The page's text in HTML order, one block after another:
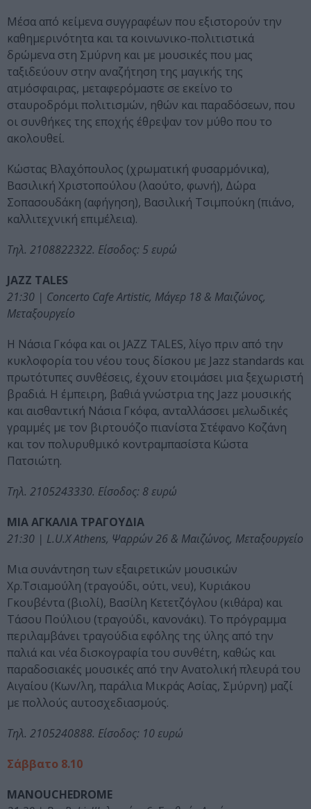
Μέσα από κείμενα συγγραφέων που εξιστορούν την
καθημερινότητα και τα κοινωνικο-πολιτιστικά
δρώμενα στη Σμύρνη και με μουσικές που μας
ταξιδεύουν στην αναζήτηση της μαγικής της
ατμόσφαιρας, μεταφερόμαστε σε εκείνο το
σταυροδρόμι πολιτισμών, ηθών και παραδόσεων, που
οι συνθήκες της εποχής έθρεψαν τον μύθο που το
ακολουθεί.
Κώστας Βλαχόπουλος (χρωματική φυσαρμόνικα),
Βασιλική Χριστοπούλου (λαούτο, φωνή), Δώρα
Σοπασουδάκη (αφήγηση), Βασιλική Τσιμπούκη (πιάνο,
καλλιτεχνική επιμέλεια).
Τηλ. 2108822322. Είσοδος: 5 ευρώ
JAZZ TALES
21:30 | Concerto Cafe Artistic, Μάγερ 18 & Μαιζώνος,
Μεταξουργείο
Η Νάσια Γκόφα και οι JAZZ TALES, λίγο πριν από την
κυκλοφορία του νέου τους δίσκου με Jazz standards και
πρωτότυπες συνθέσεις, έχουν ετοιμάσει μια ξεχωριστή
βραδιά. Η έμπειρη, βαθιά γνώστρια της Jazz μουσικής
και αισθαντική Νάσια Γκόφα, ανταλλάσσει μελωδικές
γραμμές με τον βιρτουόζο πιανίστα Στέφανο Κοζάνη
και τον πολυρυθμικό κοντραμπασίστα Κώστα
Πατσιώτη.
Τηλ. 2105243330. Είσοδος: 8 ευρώ
ΜΙΑ ΑΓΚΑΛΙΑ ΤΡΑΓΟΥΔΙΑ
21:30 | L.U.X Athens, Ψαρρών 26 & Μαιζώνος, Μεταξουργείο
Μια συνάντηση των εξαιρετικών μουσικών
Χρ.Τσιαμούλη (τραγούδι, ούτι, νευ), Κυριάκου
Γκουβέντα (βιολί), Βασίλη Κετετζόγλου (κιθάρα) και
Τάσου Πούλιου (τραγούδι, κανονάκι). Το πρόγραμμα
περιλαμβάνει τραγούδια εφ΄όλης της ύλης από την
παλιά και νέα δισκογραφία του συνθέτη, καθώς και
παραδοσιακές μουσικές από την Ανατολική πλευρά του
Αιγαίου (Κων/λη, παράλια Μικράς Ασίας, Σμύρνη) μαζί
με πολλούς αυτοσχεδιασμούς.
Τηλ. 2105240888. Είσοδος: 10 ευρώ
Σάββατο 8.10
MANOUCHEDROME